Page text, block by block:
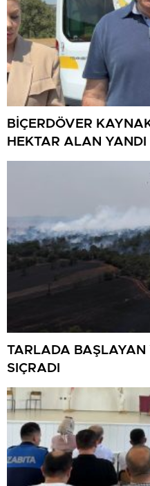
BİÇERDÖVER
HEKTAR ALAN YANDI
TARLADA BAŞLAYAN
SIÇRADI